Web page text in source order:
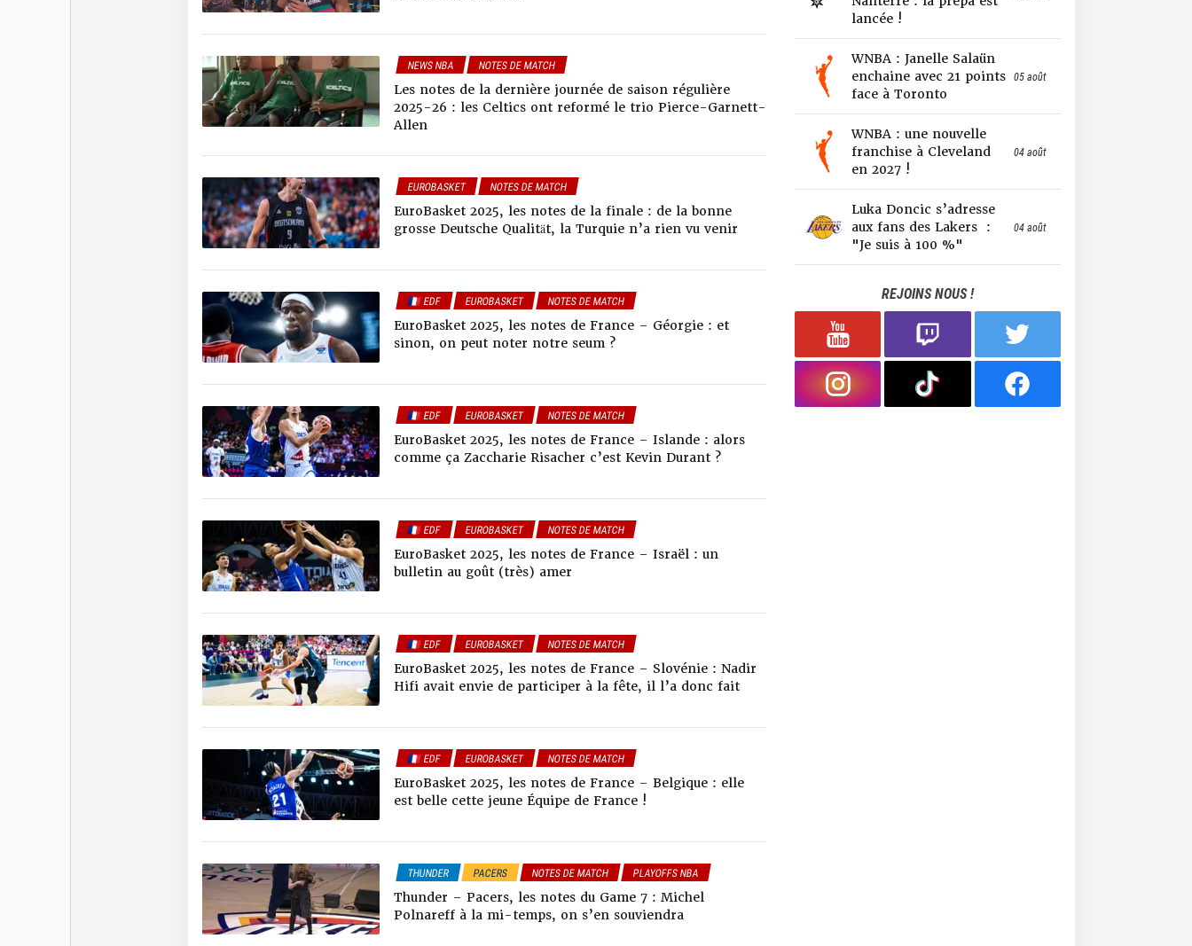
NEWS NBA NOTES DE MATCH
Les notes de la dernière journée de saison régulière
2025-26 : les Celtics ont reformé le trio Pierce-Garnett-
Allen
EUROBASKET NOTES DE MATCH
EuroBasket 2025, les notes de la finale : de la bonne
grosse Deutsche Qualität, la Turquie n’a rien vu venir
🇫🇷 EDF EUROBASKET NOTES DE MATCH
EuroBasket 2025, les notes de France – Géorgie : et
sinon, on peut noter notre seum ?
🇫🇷 EDF EUROBASKET NOTES DE MATCH
EuroBasket 2025, les notes de France – Islande : alors
comme ça Zaccharie Risacher c’est Kevin Durant ?
🇫🇷 EDF EUROBASKET NOTES DE MATCH
EuroBasket 2025, les notes de France – Israël : un
bulletin au goût (très) amer
🇫🇷 EDF EUROBASKET NOTES DE MATCH
EuroBasket 2025, les notes de France – Slovénie : Nadir
Hifi avait envie de participer à la fête, il l’a donc fait
🇫🇷 EDF EUROBASKET NOTES DE MATCH
EuroBasket 2025, les notes de France – Belgique : elle
est belle cette jeune Équipe de France !
THUNDER PACERS NOTES DE MATCH PLAYOFFS NBA
Thunder – Pacers, les notes du Game 7 : Michel
Polnareff à la mi-temps, on s’en souviendra
lancée !
WNBA : Janelle Salaün
enchaine avec 21 points
face à Toronto
05 août
WNBA : une nouvelle
franchise à Cleveland
en 2027 !
04 août
Luka Doncic s’adresse
aux fans des Lakers :
"Je suis à 100 %"
04 août
REJOINS NOUS !